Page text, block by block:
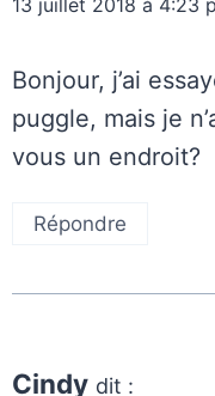
13 juillet 2018 à 4:23
Bonjour, j’ai
puggle, mais je
vous un endroit?
Répondre
Cindy dit :